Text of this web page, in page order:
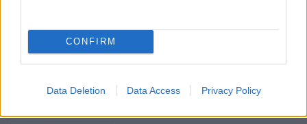
CONFIRM
Data Deletion Data Access Privacy Policy
Fesztiválra készülsz? Ez a 3
szabály megkímélhet egy
nagyon kellemetlen problémától
Támogatott Tartalom